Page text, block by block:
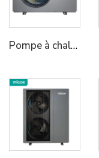
Pompe à chaleur monobloc R290 pour eau chaude